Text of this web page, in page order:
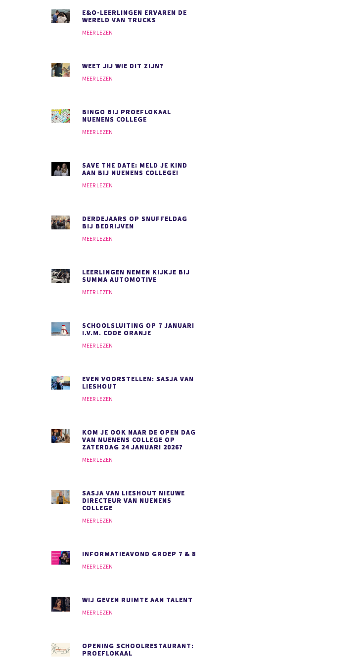
E&O-LEERLINGEN ERVAREN DE
WERELD VAN TRUCKS
MEER LEZEN
WEET JIJ WIE DIT ZIJN?
MEER LEZEN
BINGO BIJ PROEFLOKAAL
NUENENS COLLEGE
MEER LEZEN
SAVE THE DATE: MELD JE KIND
AAN BIJ NUENENS COLLEGE!
MEER LEZEN
DERDEJAARS OP SNUFFELDAG
BIJ BEDRIJVEN
MEER LEZEN
LEERLINGEN NEMEN KIJKJE BIJ
SUMMA AUTOMOTIVE
MEER LEZEN
SCHOOLSLUITING OP 7 JANUARI
I.V.M. CODE ORANJE
MEER LEZEN
EVEN VOORSTELLEN: SASJA VAN
LIESHOUT
MEER LEZEN
KOM JE OOK NAAR DE OPEN DAG
VAN NUENENS COLLEGE OP
ZATERDAG 24 JANUARI 2026?
MEER LEZEN
SASJA VAN LIESHOUT NIEUWE
DIRECTEUR VAN NUENENS
COLLEGE
MEER LEZEN
INFORMATIEAVOND GROEP 7 & 8
MEER LEZEN
WIJ GEVEN RUIMTE AAN TALENT
MEER LEZEN
OPENING SCHOOLRESTAURANT:
PROEFLOKAAL